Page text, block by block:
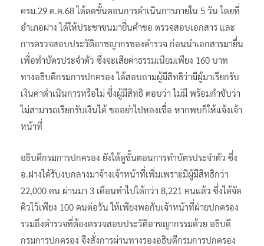
ครม.29 ต.ค.68 ได้ลดขั้นตอนการดำเนินการภายใน 5 วัน โดยที่
อำเภอฝาง ได้ให้ประชาชนมายื่นคำขอ ตรวจสอบเอกสาร และ
การตรวจสอบประวัติอาชญากรของตำรวจ ก่อนนำเอกสารมายื่น
เพื่อทำบัตรประจำตัว ซึ่งจะเสียค่าธรรมเนียมเพียง 160 บาท
ทางอธิบดีกรมการปกครอง ได้สอบถามผู้มีสิทธิว่ามีผู้มาเรียกรับ
เงินค่าดำเนินการหรือไม่ ซึ่งผู้มีสิทธิ ตอบว่า ไม่มี พร้อมกำชับว่า
ไม่สามารถเรียกรับเงินได้ ขออย่าไปหลงเชื่อ หากพบก็ให้แจ้งเจ้า
หน้าที่
อธิบดีกรมการปกครอง ยังได้ดูขั้นตอนการทำบัตรประจำตัว ซึ่ง
อ.ฝางได้รับงบกลางมาจ้างเจ้าหน้าที่เพิ่มเพราะมีผู้มีสิทธิกว่า
22,000 คน ผ่านมา 3 เดือนทำไปได้กว่า 8,221 คนแล้ว ซึ่งได้จัด
คิวไว้เพียง 100 คนต่อวัน ให้เพียงพอกับเจ้าหน้าที่ฝ่ายปกครอง
รวมถึงตำรวจที่ต้องตรวจสอบประวัติอาชญากรรมด้วย อธิบดี
กรมการปกครอง จึงสั่งการผ่านทางรองอธิบดีกรมการปกครอง